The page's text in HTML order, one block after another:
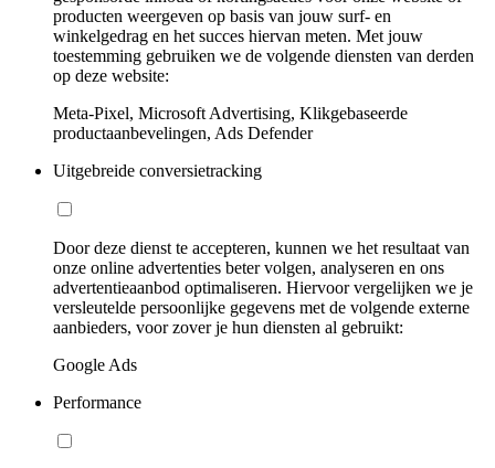
producten weergeven op basis van jouw surf- en
winkelgedrag en het succes hiervan meten. Met jouw
toestemming gebruiken we de volgende diensten van derden
op deze website:
Meta-Pixel, Microsoft Advertising, Klikgebaseerde
productaanbevelingen, Ads Defender
Uitgebreide conversietracking
Door deze dienst te accepteren, kunnen we het resultaat van
onze online advertenties beter volgen, analyseren en ons
advertentieaanbod optimaliseren. Hiervoor vergelijken we je
versleutelde persoonlijke gegevens met de volgende externe
aanbieders, voor zover je hun diensten al gebruikt:
Google Ads
Performance